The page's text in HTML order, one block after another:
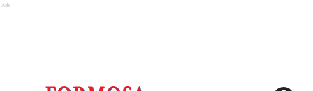
Ads